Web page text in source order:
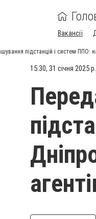
Вакансії
підстанцій і систем ППО:
15:30, 31 січня 2025 р.